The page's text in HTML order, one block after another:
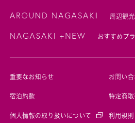
AROUND NAGASAKI 周辺観
NAGASAKI +NEW おすすめプ
重要なお知らせ お問い合
宿泊約款 特定商
個人情報の取り扱いについて 利用規則